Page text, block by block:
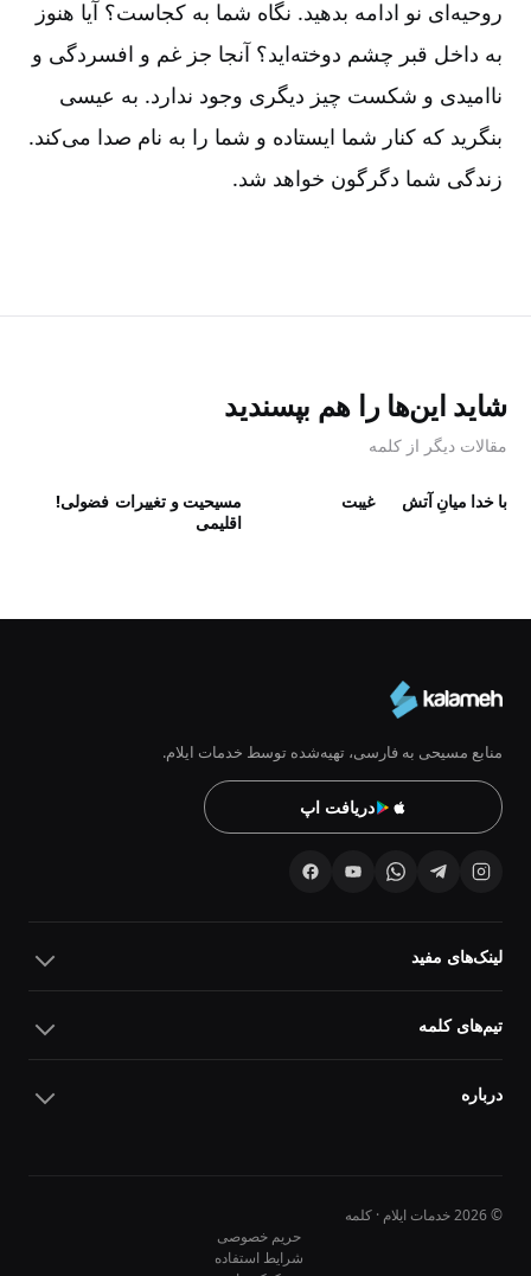
روحیه‌ای نو ادامه بدهید. نگاه شما به کجاست‌؟ آیا هنوز
به داخل قبر چشم دوخته‌اید؟ آنجا جز غم و افسردگی و
ناامیدی و شکست چیز دیگری وجود ندارد. به عیسی
بنگرید که کنار شما ایستاده و شما را به نام صدا می‌کند.
زندگی شما دگرگون خواهد شد.
شاید این‌ها را هم بپسندید
مقالات دیگر از کلمه
با خدا میانِ آتش غیبت
مسیحیت و تغییرات
اقلیمی
فضولی!
منابع مسیحی به فارسی، تهیه‌شده توسط خدمات ایلام.
دریافت اپ
لینک‌های مفید
تیم‌های کلمه
درباره
© 2026 خدمات ایلام · کلمه
حریم خصوصی
شرایط استفاده